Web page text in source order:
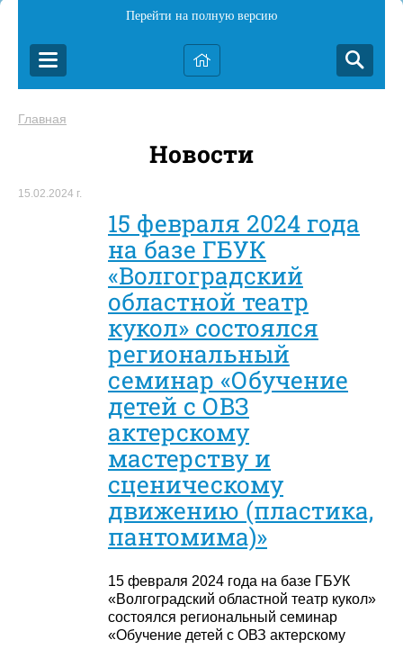
Перейти на полную версию
Главная
Новости
15.02.2024 г.
15 февраля 2024 года
на базе ГБУК
«Волгоградский
областной театр
кукол» состоялся
региональный
семинар «Обучение
детей с ОВЗ
актерскому
мастерству и
сценическому
движению (пластика,
пантомима)»
15 февраля 2024 года на базе ГБУК
«Волгоградский областной театр кукол»
состоялся региональный семинар
«Обучение детей с ОВЗ актерскому